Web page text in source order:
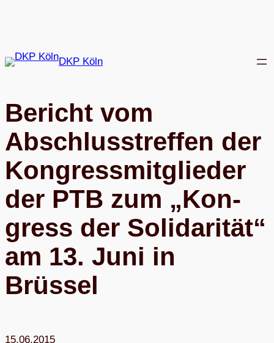
DKP Köln
Bericht vom
Abschluss­tref­fen der
Kon­gress­mit­glie­der
der PTB zum „Kon­
gress der Soli­da­ri­tät“
am 13. Juni in
Brüssel
15.06.2015